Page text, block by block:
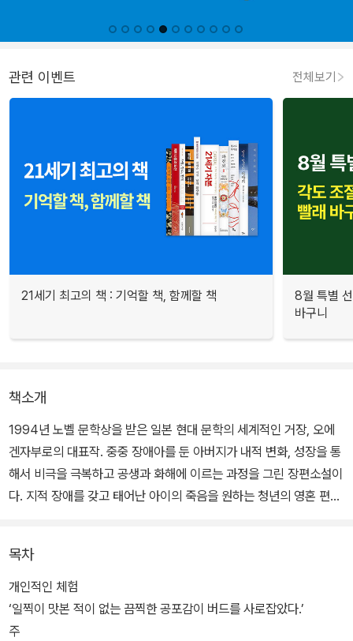
관련 이벤트 전체보기
21세기 최고의 책 : 기억할 책, 함께할 책
8월 특별
바구니
책소개
1994년 노벨 문학상을 받은 일본 현대 문학의 세계적인 거장, 오에
겐자부로의 대표작. 중중 장애아를 둔 아버지가 내적 변화, 성장을 통
해서 비극을 극복하고 공생과 화해에 이르는 과정을 그린 장편소설이
다. 지적 장애를 갖고 태어난 아이의 죽음을 원하는 청년의 영혼 편력,
27세의 학원 강사 버드는 결혼한 후 아기가 생기지만 아프리카로의
모험 여행을 꿈꾸는 부동(浮動)하는 젊음이다. 태어난 아기가 뇌 손
상을 가진 장애아라는 사실을 알게 된 그는 일체의 행동의 자유를 빼
앗긴 현실에 절망하고, 아기에 대한 책임감에서 벗어나려 술과 옛 여
목차
개인적인 체험
‘일찍이 맛본 적이 없는 끔찍한 공포감이 버드를 사로잡았다.’
주